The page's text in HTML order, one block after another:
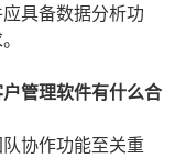
具备数据分析功
管理软件有什么合
协作功能至关重